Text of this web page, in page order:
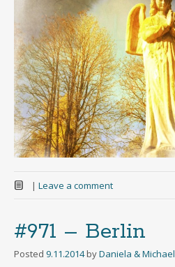
| Leave a comment
#971 – Berlin
Posted 9.11.2014 byDaniela & Michael